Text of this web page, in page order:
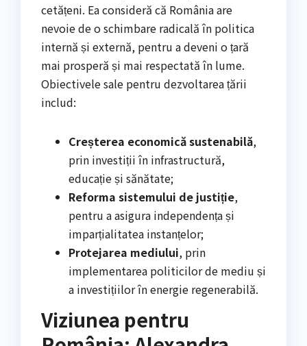
cetățeni. Ea consideră că România are
nevoie de o schimbare radicală în politica
internă și externă, pentru a deveni o țară
mai prosperă și mai respectată în lume.
Obiectivele sale pentru dezvoltarea țării
includ:
Creșterea economică sustenabilă,
prin investiții în infrastructură,
educație și sănătate;
Reforma sistemului de justiție,
pentru a asigura independența și
imparțialitatea instanțelor;
Protejarea mediului, prin
implementarea politicilor de mediu și
a investițiilor în energie regenerabilă.
Viziunea pentru